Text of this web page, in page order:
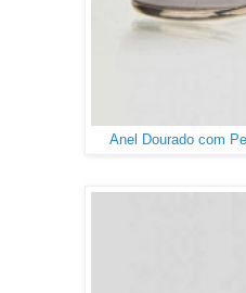
Anel Dourado com